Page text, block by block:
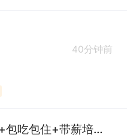
40分钟前
足浴师（宣汉龙城壹号店+包吃包住+带薪培训）